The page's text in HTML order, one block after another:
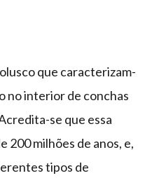
que caracterizam-
no interior de conchas
se que essa
200 milhões de anos, e,
tipos de